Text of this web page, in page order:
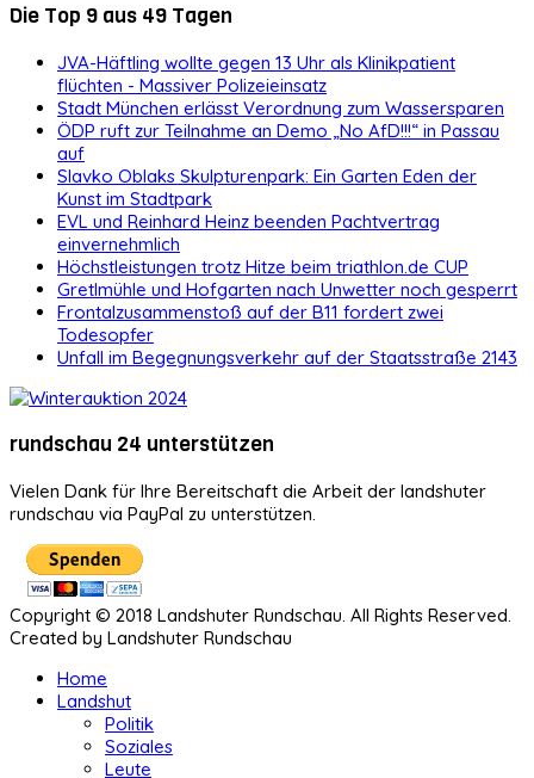
Die Top 9 aus 49 Tagen
JVA-Häftling wollte gegen 13 Uhr als Klinikpatient
flüchten - Massiver Polizeieinsatz
Stadt München erlässt Verordnung zum Wassersparen
ÖDP ruft zur Teilnahme an Demo „No AfD!!!“ in Passau
auf
Slavko Oblaks Skulpturenpark: Ein Garten Eden der
Kunst im Stadtpark
EVL und Reinhard Heinz beenden Pachtvertrag
einvernehmlich
Höchstleistungen trotz Hitze beim triathlon.de CUP
Gretlmühle und Hofgarten nach Unwetter noch gesperrt
Frontalzusammenstoß auf der B11 fordert zwei
Todesopfer
Unfall im Begegnungsverkehr auf der Staatsstraße 2143
rundschau 24 unterstützen
Vielen Dank für Ihre Bereitschaft die Arbeit der landshuter
rundschau via PayPal zu unterstützen.
Copyright © 2018 Landshuter Rundschau. All Rights Reserved.
Created by Landshuter Rundschau
Home
Landshut
Politik
Soziales
Leute